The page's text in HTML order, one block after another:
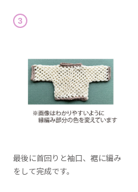
3
最後に首回りと袖口、裾に編み
をして完成です。